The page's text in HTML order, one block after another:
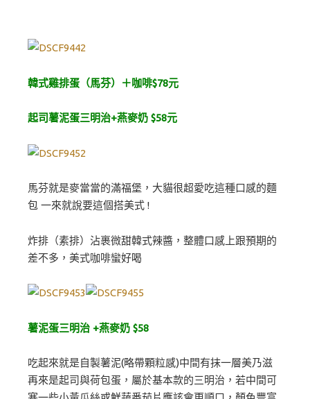
韓式雞排蛋（馬芬）＋咖啡$78元
起司薯泥蛋三明治+燕麥奶 $58元
馬芬就是麥當當的滿福堡，大貓很超愛吃這種口感的麵
包 一來就說要這個搭美式 !
炸排（素排）沾裹微甜韓式辣醬，整體口感上跟預期的
差不多，美式咖啡蠻好喝
薯泥蛋三明治 +燕麥奶 $58
吃起來就是自製薯泥(略帶顆粒感)中間有抹一層美乃滋
再來是起司與荷包蛋，屬於基本款的三明治，若中間可